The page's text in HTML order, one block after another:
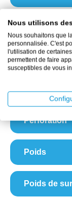
Diamètre
Matériau
Perforation
Poids
Poids de
Nous utilisons
Nous souhaitons que
personnalisée. C'est
l'utilisation de
permettent de faire
susceptibles de vous